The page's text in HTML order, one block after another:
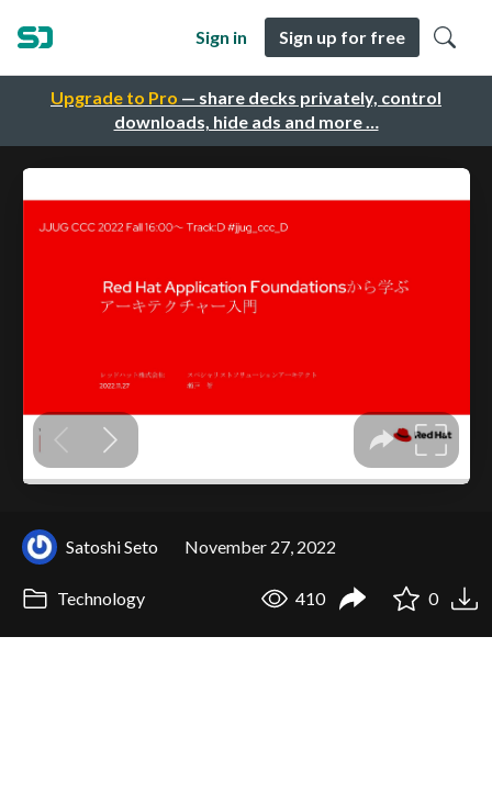
Upgrade to Pro — share decks privately, control
downloads, hide ads and more …
Sign in Sign up for free
Satoshi Seto November 27, 2022
Technology 410 0